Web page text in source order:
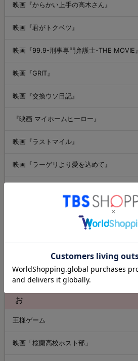
映画『からかい上手の高木さん』
映画『君がトクベツ』
映画『99.9-刑事専門弁護士-THE MOVIE』
映画『GRIT』
映画『交換ウソ日記』
『映画 マイホームヒーロー』
映画『ラストマイル』
映画『ラーゲリより愛を込めて』
映画『九十歳。何がめでたい』
映画『わたしの幸せな結婚』
映画「エヴェレスト 神々の山嶺」
お
王様ゲーム
映画「桜蘭高校ホスト部」